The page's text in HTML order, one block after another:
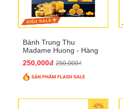
Bánh Trung Thu
Madame Huong - Hàng
250,000đ 250,000₫
-0%